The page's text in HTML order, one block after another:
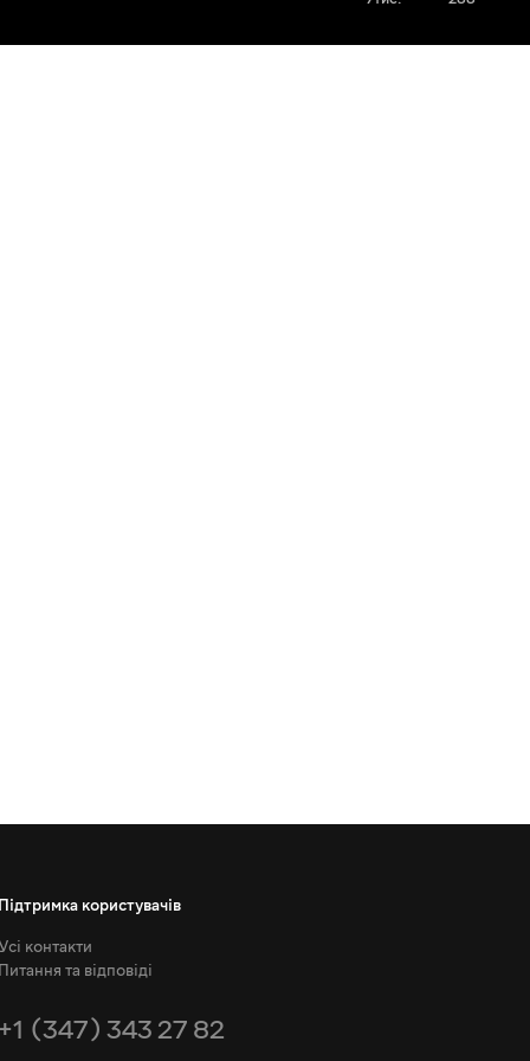
Підтримка користувачів
контакти
Питання та відповіді
+1 (347) 343 27 82